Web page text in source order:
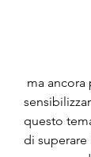
questo
di